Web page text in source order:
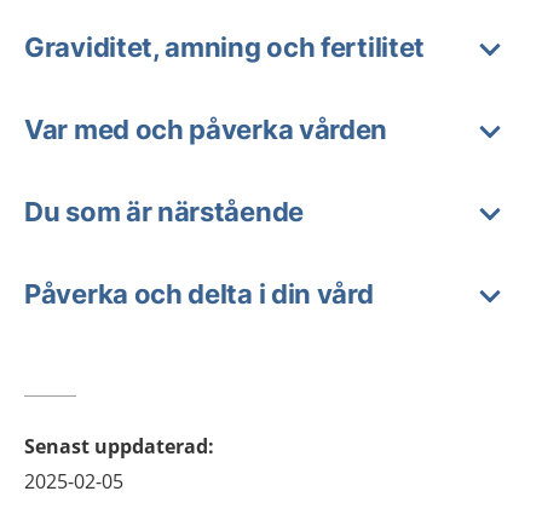
Graviditet, amning och fertilitet
Var med och påverka vården
Du som är närstående
Påverka och delta i din vård
Senast uppdaterad:
2025-02-05